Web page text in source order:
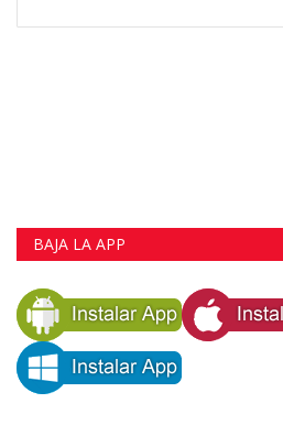
BAJA LA APP